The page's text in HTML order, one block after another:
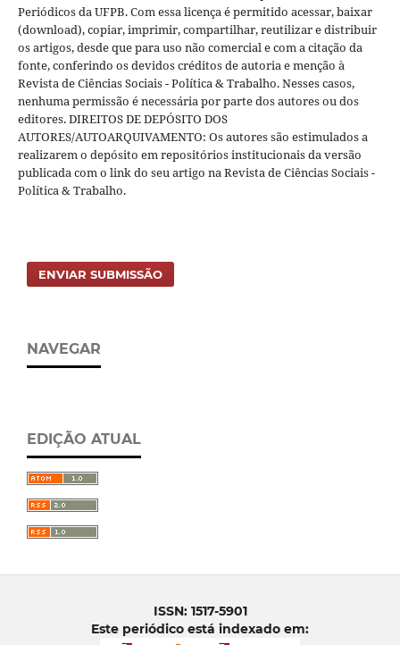
Periódicos da UFPB. Com essa licença é permitido acessar, baixar
(download), copiar, imprimir, compartilhar, reutilizar e distribuir
os artigos, desde que para uso não comercial e com a citação da
fonte, conferindo os devidos créditos de autoria e menção à
Revista de Ciências Sociais - Política & Trabalho. Nesses casos,
nenhuma permissão é necessária por parte dos autores ou dos
editores. DIREITOS DE DEPÓSITO DOS
AUTORES/AUTOARQUIVAMENTO: Os autores são estimulados a
realizarem o depósito em repositórios institucionais da versão
publicada com o link do seu artigo na Revista de Ciências Sociais -
Política & Trabalho.
ENVIAR SUBMISSÃO
NAVEGAR
EDIÇÃO ATUAL
ISSN: 1517-5901
Este periódico está indexado em: